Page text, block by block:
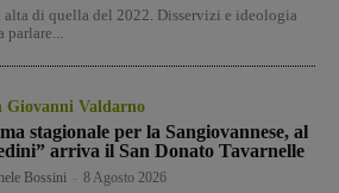
di quella del 2022. Disservizi e ideologia
parlare...
Giovanni Valdarno
stagionale per la Sangiovannese, al
arriva il San Donato Tavarnelle
Bossini 8 Agosto 2026